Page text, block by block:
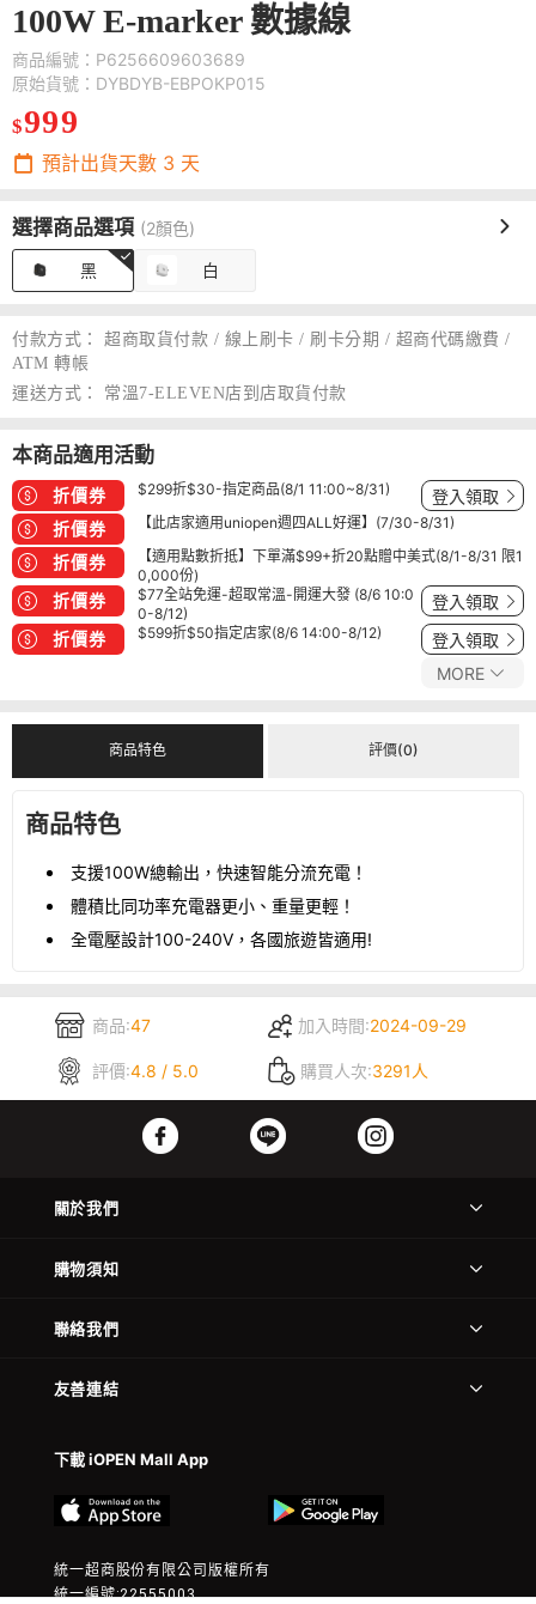
100W E-marker 數據線
商品編號：P6256609603689
原始貨號：DYBDYB-EBPOKP015
$999
預計出貨天數 3 天
選擇商品選項 (2顏色)
黑 白
付款方式：
超商取貨付款 / 線上刷卡 / 刷卡分期 / 超商代碼繳費 /
ATM 轉帳
運送方式：
常溫7-ELEVEN店到店取貨付款
本商品適用活動
折價券 $299折$30-指定商品(8/1 11:00~8/31) 登入領取
折價券 【此店家適用uniopen週四ALL好運】(7/30-8/31)
折價券
【適用點數折抵】下單滿$99+折20點贈中美式(8/1-8/31 限1
0,000份)
折價券
$77全站免運-超取常溫-開運大發 (8/6 10:0
0-8/12)
登入領取
折價券 $599折$50指定店家(8/6 14:00-8/12) 登入領取
MORE
商品特色 評價(0)
商品特色
支援100W總輸出，快速智能分流充電！
體積比同功率充電器更小、重量更輕！
全電壓設計100-240V，各國旅遊皆適用!
商品:47 加入時間:2024-09-29
評價:4.8 / 5.0 購買人次:3291人
關於我們
購物須知
聯絡我們
友善連結
下載 iOPEN Mall App
統一超商股份有限公司版權所有
統一編號:22555003